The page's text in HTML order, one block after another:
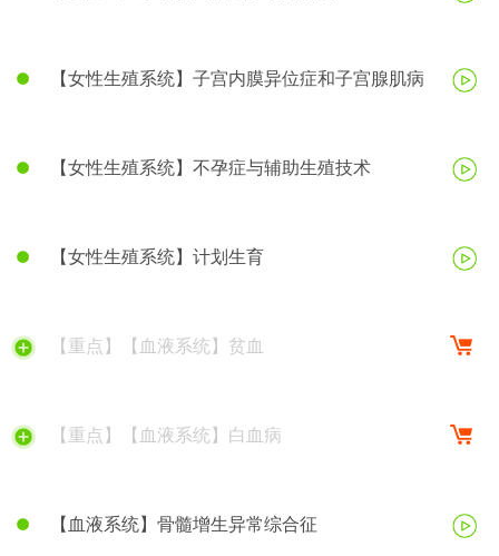
【女性生殖系统】子宫内膜异位症和子宫腺肌病
【女性生殖系统】不孕症与辅助生殖技术
【女性生殖系统】计划生育
【重点】【血液系统】贫血
【重点】【血液系统】白血病
【血液系统】骨髓增生异常综合征